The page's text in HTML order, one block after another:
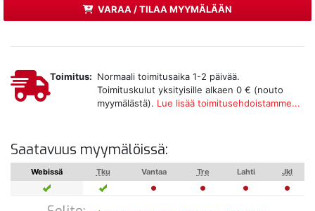
VARAA / TILAA MYYMÄLÄÄN
Toimitus: Normaali toimitusaika 1-2 päivää.
Toimituskulut yksityisille alkaen 0 € (nouto
myymälästä). Lue lisää toimitusehdoistamme...
Saatavuus myymälöissä:
Webissä Tku Vantaa Tre Lahti Jkl